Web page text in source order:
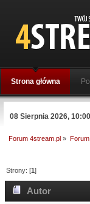
Strona główna
08 Sierpnia 2026,
Forum 4stream.pl »
Strony: [1]
Autor